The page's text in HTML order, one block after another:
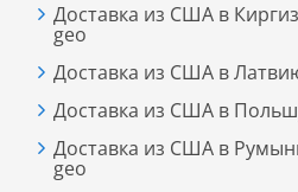
Доставка из США в
geo
Доставка из США в
Доставка из США в
Доставка из США в
geo